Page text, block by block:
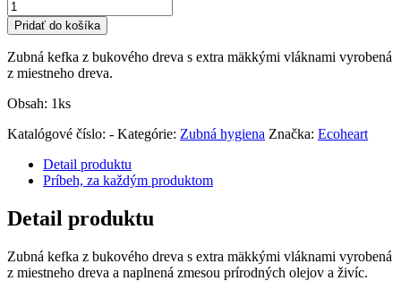
Pridať do košíka
Zubná kefka z bukového dreva s extra mäkkými vláknami vyrobená
z miestneho dreva.
Obsah: 1ks
Katalógové číslo: - Kategórie: Zubná hygiena Značka: Ecoheart
Detail produktu
Príbeh, za každým produktom
Detail produktu
Zubná kefka z bukového dreva s extra mäkkými vláknami vyrobená
z miestneho dreva a naplnená zmesou prírodných olejov a živíc.